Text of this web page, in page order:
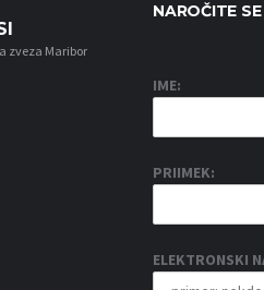
zveza Maribor
NAROČITE
IME:
PRIIMEK:
ELEKTRONSKI